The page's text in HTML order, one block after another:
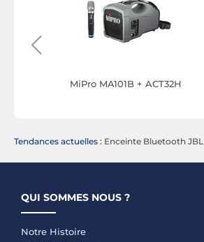
MiPro MA101B + ACT32H
Tendances actuelles : Enceinte Bluetooth JBL
QUI SOMMES NOUS ?
Notre Histoire